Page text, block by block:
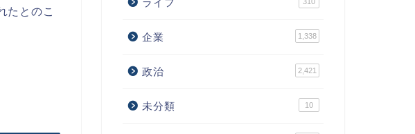
たとのこ
ライフ
企業 1,338
政治 2,421
未分類 10